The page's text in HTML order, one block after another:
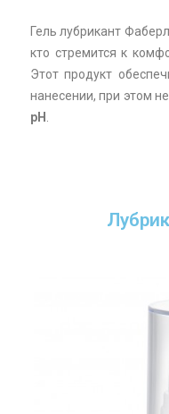
Гель лубрикант
кто стремится к
Этот продукт
нанесении, при этом
pH .